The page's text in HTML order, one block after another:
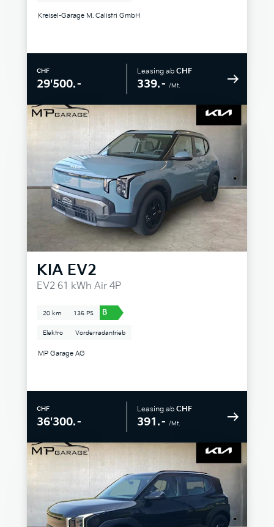
Kreisel-Garage M. Calistri GmbH
CHF
29'500.–
Leasing ab CHF
339.– /Mt.
KIA EV2
EV2 61 kWh Air 4P
20 km 136 PS B
Elektro Vorderradantrieb
MP Garage AG
CHF
36'300.–
Leasing ab CHF
391.– /Mt.